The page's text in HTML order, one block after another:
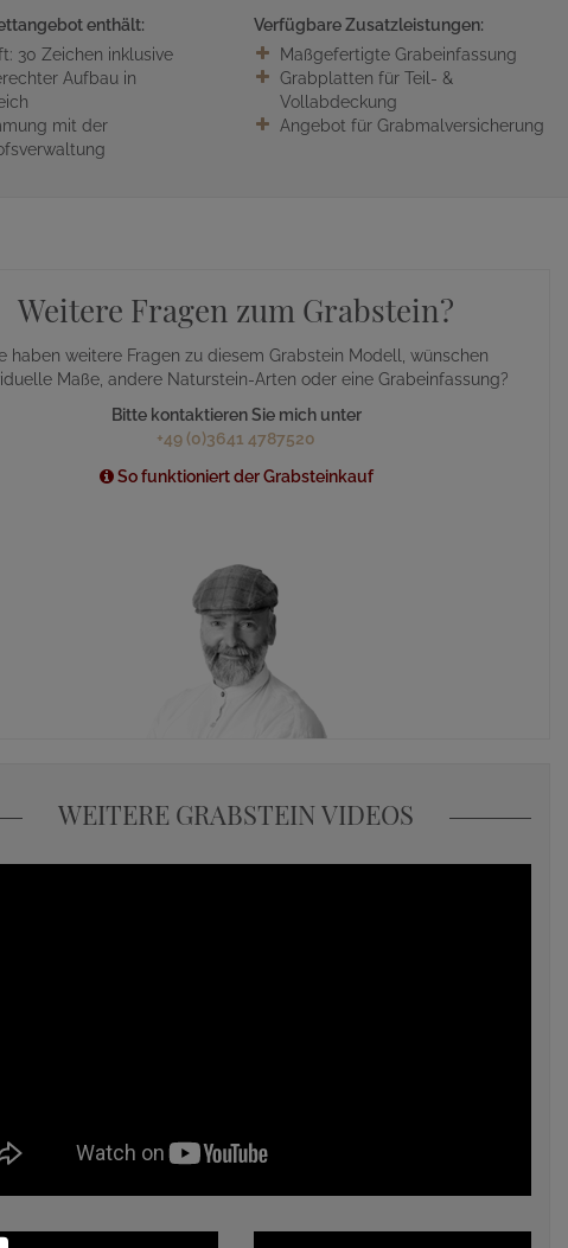
enthält:
30 Zeichen inklusive
Aufbau in
mit der
Verfügbare Zusatzleistungen:
Maßgefertigte Grabeinfassung
Grabplatten für Teil- &
Vollabdeckung
Angebot für Grabmalversicherung
Weitere Fragen zum Grabstein?
haben weitere Fragen zu diesem Grabstein Modell, wünschen
Maße, andere Naturstein-Arten oder eine Grabeinfassung?
Bitte kontaktieren Sie mich unter
+49 (0)3641 4787520
So funktioniert der Grabsteinkauf
WEITERE GRABSTEIN VIDEOS